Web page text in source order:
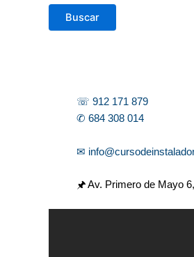
c
Buscar
☏ 912 171 879
✆ 684 308 014
✉
🖈 Av. Primero de Mayo 6,